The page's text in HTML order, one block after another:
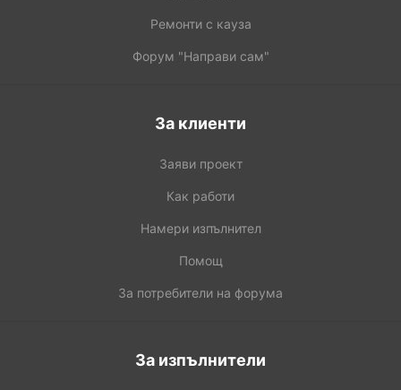
Ремонти с кауза
Форум "Направи сам"
За клиенти
Заяви проект
Как работи
Намери изпълнител
Помощ
За потребители на форума
За изпълнители